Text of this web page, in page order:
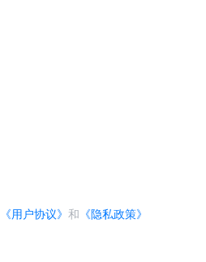
《用户协议》和 《隐私政策》